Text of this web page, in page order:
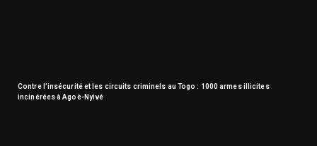
Contre l’insécurité et les circuits criminels au Togo : 1000 armes illicites
incinérées à Agoè-Nyivé